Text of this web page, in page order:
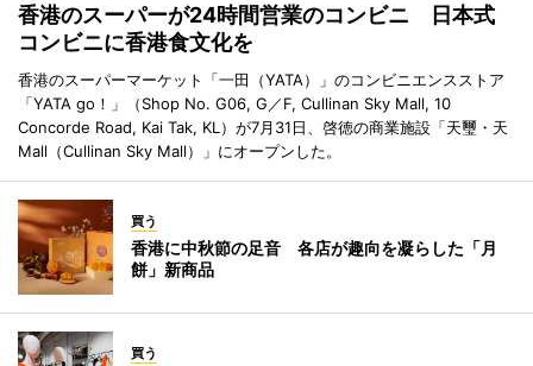
香港のスーパーが24時間営業のコンビニ 日本式
コンビニに香港食文化を
香港のスーパーマーケット「一田（YATA）」のコンビニエンスストア
「YATA go！」（Shop No. G06, G／F, Cullinan Sky Mall, 10
Concorde Road, Kai Tak, KL）が7月31日、啓徳の商業施設「天璽・天
Mall（Cullinan Sky Mall）」にオープンした。
買う
香港に中秋節の足音 各店が趣向を凝らした「月
餅」新商品
買う